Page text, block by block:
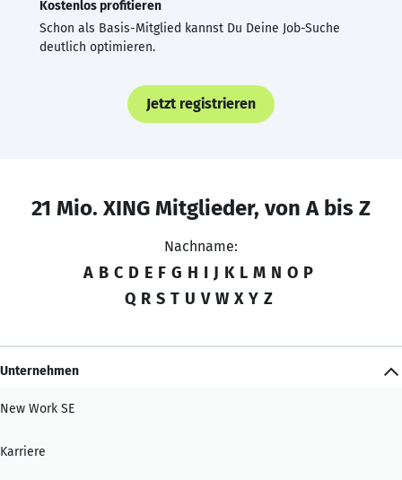
Kostenlos profitieren
Schon als Basis-Mitglied kannst Du Deine Job-Suche
deutlich optimieren.
Jetzt registrieren
21 Mio. XING Mitglieder, von A bis Z
Nachname:
A B C D E F G H I J K L M N O P
Q R S T U V W X Y Z
Unternehmen
New Work SE
Karriere